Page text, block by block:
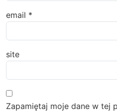
email *
site
Zapamiętaj moje dane w tej